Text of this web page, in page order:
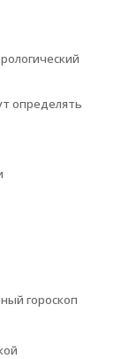
определять
гороскоп